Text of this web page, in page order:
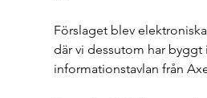
Förslaget blev
där vi dessutom har
informationstavlan från